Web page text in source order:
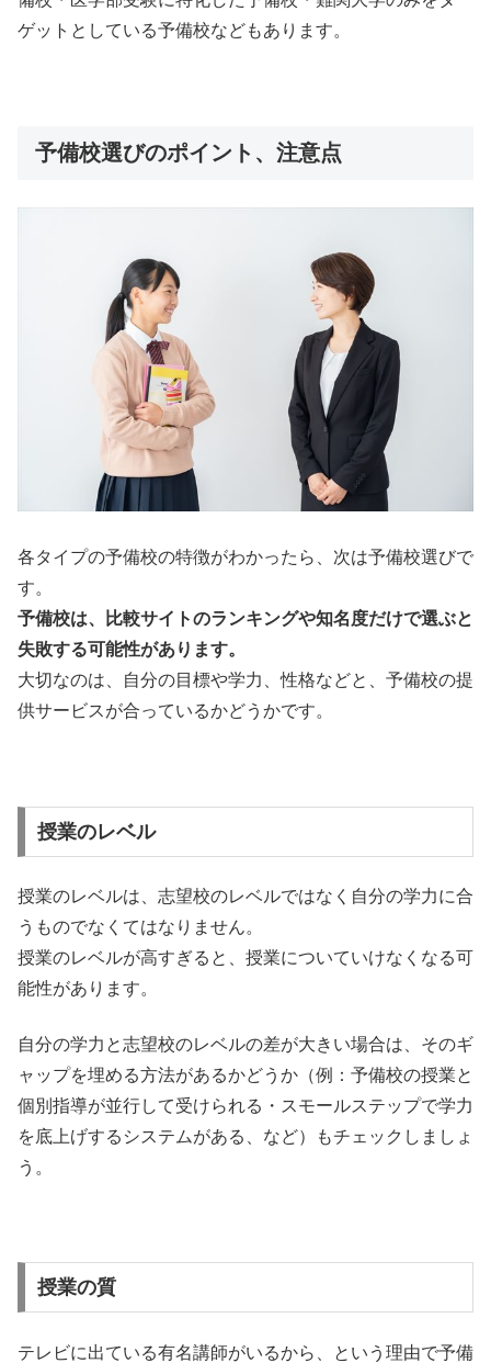
ゲットとしている予備校などもあります。
予備校選びのポイント、注意点
各タイプの予備校の特徴がわかったら、次は予備校選びで
す。
予備校は、比較サイトのランキングや知名度だけで選ぶと
失敗する可能性があります。
大切なのは、自分の目標や学力、性格などと、予備校の提
供サービスが合っているかどうかです。
授業のレベル
授業のレベルは、志望校のレベルではなく自分の学力に合
うものでなくてはなりません。
授業のレベルが高すぎると、授業についていけなくなる可
能性があります。
自分の学力と志望校のレベルの差が大きい場合は、そのギ
ャップを埋める方法があるかどうか（例：予備校の授業と
個別指導が並行して受けられる・スモールステップで学力
を底上げするシステムがある、など）もチェックしましょ
う。
授業の質
テレビに出ている有名講師がいるから、という理由で予備